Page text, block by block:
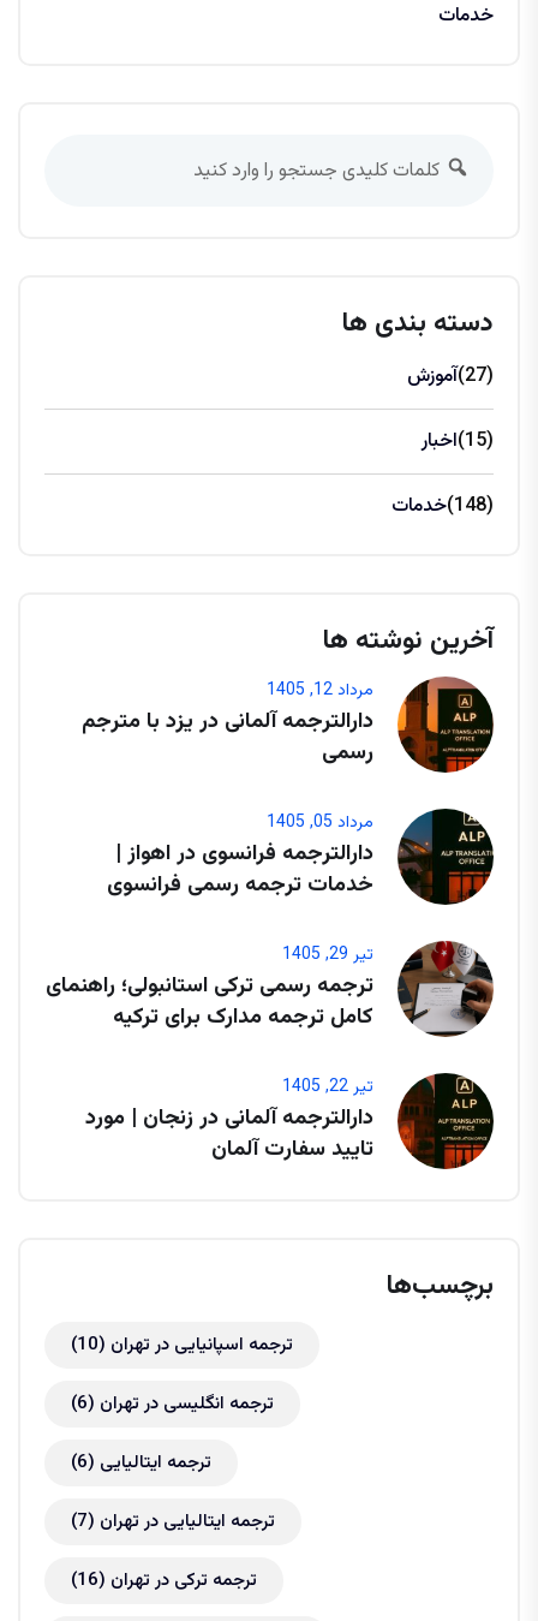
خدمات
دسته بندی ها
آموزش (27)
اخبار (15)
خدمات (148)
آخرین نوشته ها
مرداد 12, 1405
دارالترجمه آلمانی در یزد با مترجم
رسمی
مرداد 05, 1405
دارالترجمه فرانسوی در اهواز |
خدمات ترجمه رسمی فرانسوی
تیر 29, 1405
ترجمه رسمی ترکی استانبولی؛ راهنمای
کامل ترجمه مدارک برای ترکیه
تیر 22, 1405
دارالترجمه آلمانی در زنجان | مورد
تایید سفارت آلمان
برچسب‌ها
ترجمه اسپانیایی در تهران (10)
ترجمه انگلیسی در تهران (6)
ترجمه ایتالیایی (6)
ترجمه ایتالیایی در تهران (7)
ترجمه ترکی در تهران (16)